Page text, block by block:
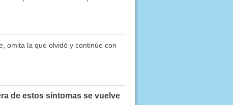
omita la que olvidó y continúe con
de estos síntomas se vuelve